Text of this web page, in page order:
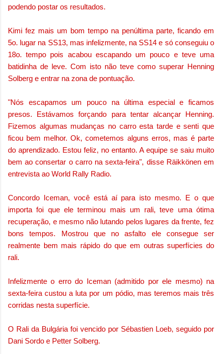
podendo postar os resultados.
Kimi fez mais um bom tempo na penúltima parte, ficando em
5o. lugar na SS13, mas infelizmente, na SS14 e só conseguiu o
18o. tempo pois acabou escapando um pouco e teve uma
batidinha de leve. Com isto não teve como superar Henning
Solberg e entrar na zona de pontuação.
"Nós escapamos um pouco na última especial e ficamos
presos. Estávamos forçando para tentar alcançar Henning.
Fizemos algumas mudanças no carro esta tarde e senti que
ficou bem melhor. Ok, cometemos alguns erros, mas é parte
do aprendizado. Estou feliz, no entanto. A equipe se saiu muito
bem ao consertar o carro na sexta-feira", disse Räikkönen em
entrevista ao World Rally Radio.
Concordo Iceman, você está aí para isto mesmo. Eo que
importa foi que ele terminou mais um rali, teve uma ótima
recuperação, e mesmo não lutando pelos lugares da frente, fez
bons tempos. Mostrou que no asfalto ele consegue ser
realmente bem mais rápido do que em outras superfícies do
rali.
Infelizmente o erro do Iceman (admitido por ele mesmo) na
sexta-feira custou a luta por um pódio, mas teremos mais três
corridas nesta superfície.
O Rali da Bulgária foi vencido por Sébastien Loeb, seguido por
Dani Sordo e Petter Solberg.